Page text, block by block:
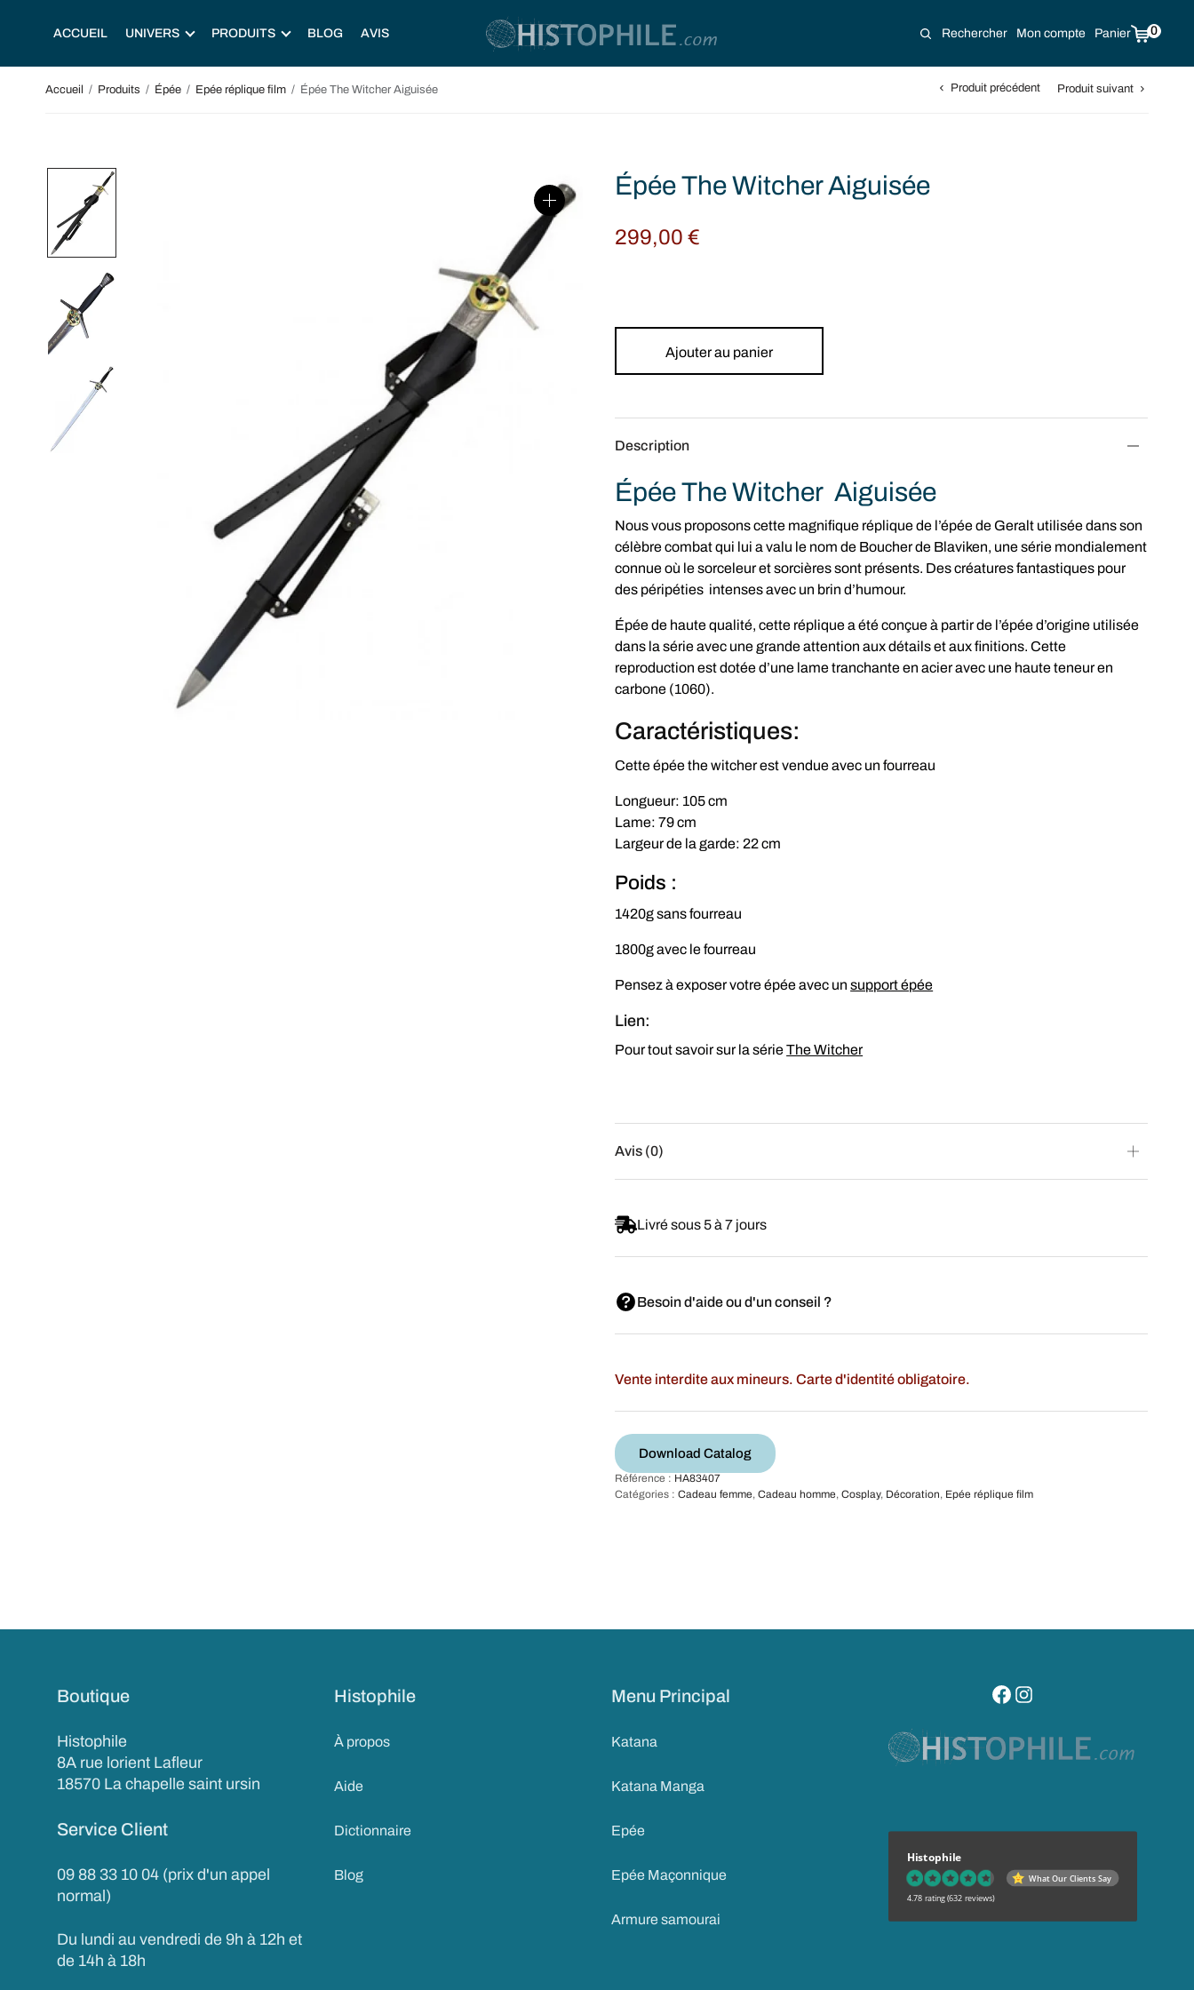
ACCUEIL UNIVERS PRODUITS BLOG AVIS Rechercher Mon compte Panier 0
Accueil / Produits / Épée / Epée réplique film / Épée The Witcher Aiguisée Produit précédent Produit suivant
Épée The Witcher Aiguisée
299,00€
Ajouter au panier
Description
Épée The Witcher Aiguisée
Nous vous proposons cette magnifique réplique de l’épée de Geralt utilisée dans son
célèbre combat qui lui a valu le nom de Boucher de Blaviken, une série mondialement
connue où le sorceleur et sorcières sont présents. Des créatures fantastiques pour
des péripéties intenses avec un brin d’humour.
Épée de haute qualité, cette réplique a été conçue à partir de l’épée d’origine utilisée
dans la série avec une grande attention aux détails et aux finitions. Cette
reproduction est dotée d’une lame tranchante en acier avec une haute teneur en
carbone (1060).
Caractéristiques:
Cette épée the witcher est vendue avec un fourreau
Longueur: 105 cm
Lame: 79 cm
Largeur de la garde: 22 cm
Poids :
1420g sans fourreau
1800g avec le fourreau
Pensez à exposer votre épée avec unsupport épée
Lien:
Pour tout savoir sur la sérieThe Witcher
Avis (0)
Livré sous 5 à 7 jours
Besoin d'aide ou d'un conseil ?
Vente interdite aux mineurs. Carte d'identité obligatoire.
Download Catalog
Référence : HA83407
Catégories : Cadeau femme, Cadeau homme, Cosplay, Décoration, Epée réplique film
Boutique
Histophile
8A rue lorient Lafleur
18570 La chapelle saint ursin
Service Client
09 88 33 10 04 (prix d'un appel
normal)
Du lundi au vendredi de 9h à 12h et
de 14h à 18h
Histophile
À propos
Aide
Dictionnaire
Blog
Menu Principal
Katana
Katana Manga
Epée
Epée Maçonnique
Armure samourai
visitez notre page facebook
suivez notre compte
Histophile
What Our Clients Say
4.78 rating (632 reviews)